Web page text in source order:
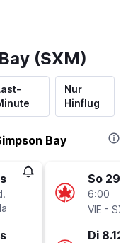
(SXM)
Nur
Hinflug
Bay
So
6:00
VIE - SXM
Di 8.12.